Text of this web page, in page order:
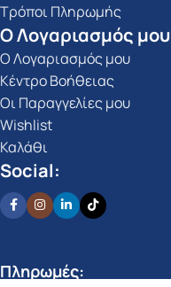
Τρόποι Πληρωμής
Ο Λογαριασμός μου
Ο Λογαριασμός μου
Κέντρο Βοήθειας
Οι Παραγγελίες μου
Wishlist
Καλάθι
Social:
Πληρωμές: